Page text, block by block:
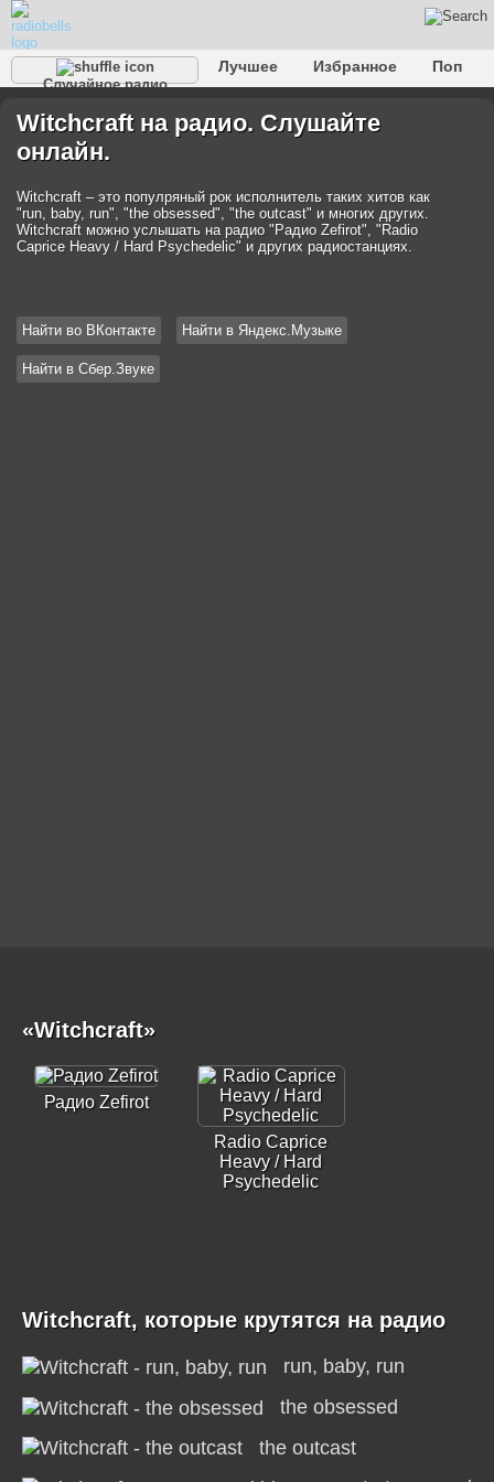
Случайное радио
Лучшее Избранное
Поп
Разговорное
Рэп Транс Дип-хаус
Джаз
Детское
Witchcraft на радио. Слушайте
онлайн.
Witchcraft – это популряный рок исполнитель таких хитов как
"run, baby, run", "the obsessed", "the outcast" и многих других.
Witchcraft можно услышать на радио "Радио Zefirot", "Radio
Caprice Heavy / Hard Psychedelic" и других радиостанциях.
Найти во ВКонтакте Найти в Яндекс.Музыке
Найти в Сбер.Звуке
«Witchcraft»
Радио Zefirot
Radio Caprice
Heavy / Hard
Psychedelic
Witchcraft, которые крутятся на радио
run, baby, run
the obsessed
the outcast